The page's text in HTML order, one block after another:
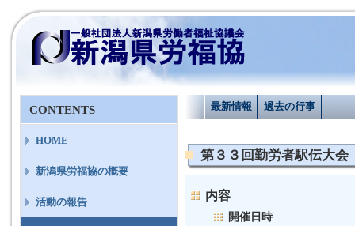
最新情報 過去の行事
第３３回勤労者駅伝大会
内容
開催日時
CONTENTS
HOME
新潟県労福協の概要
活動の報告